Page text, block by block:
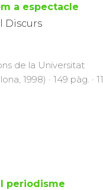
a espectacle
Discurs
de la Universitat
1998) · 149 pàg. · 11
periodisme